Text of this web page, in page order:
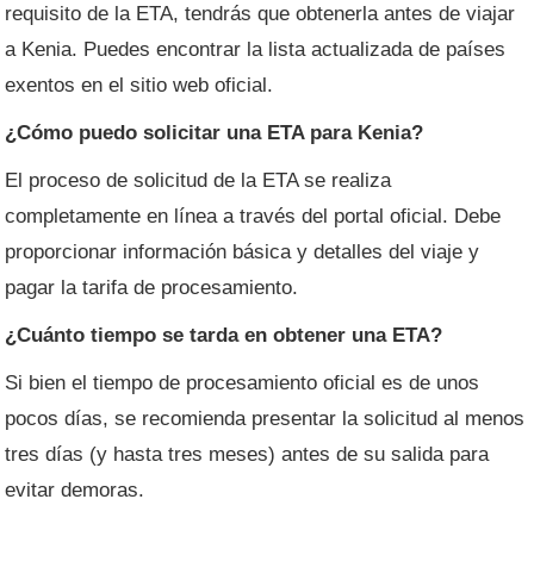
requisito de la ETA, tendrás que obtenerla antes de viajar
a Kenia. Puedes encontrar la lista actualizada de países
exentos en el sitio web oficial.
¿Cómo puedo solicitar una ETA para Kenia?
El proceso de solicitud de la ETA se realiza
completamente en línea a través del portal oficial. Debe
proporcionar información básica y detalles del viaje y
pagar la tarifa de procesamiento.
¿Cuánto tiempo se tarda en obtener una ETA?
Si bien el tiempo de procesamiento oficial es de unos
pocos días, se recomienda presentar la solicitud al menos
tres días (y hasta tres meses) antes de su salida para
evitar demoras.